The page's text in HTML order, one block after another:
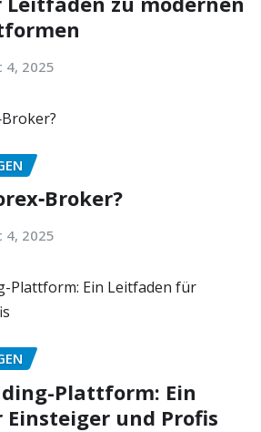
4, 2025
4, 2025
Plattform: Ein
und Profis